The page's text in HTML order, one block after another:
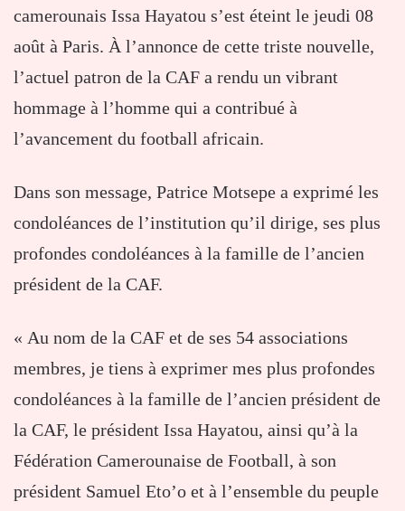
camerounais Issa Hayatou s’est éteint le jeudi 08
août à Paris. À l’annonce de cette triste nouvelle,
l’actuel patron de la CAF a rendu un vibrant
hommage à l’homme qui a contribué à
l’avancement du football africain.
Dans son message, Patrice Motsepe a exprimé les
condoléances de l’institution qu’il dirige, ses plus
profondes condoléances à la famille de l’ancien
président de la CAF.
« Au nom de la CAF et de ses 54 associations
membres, je tiens à exprimer mes plus profondes
condoléances à la famille de l’ancien président de
la CAF, le président Issa Hayatou, ainsi qu’à la
Fédération Camerounaise de Football, à son
président Samuel Eto’o et à l’ensemble du peuple